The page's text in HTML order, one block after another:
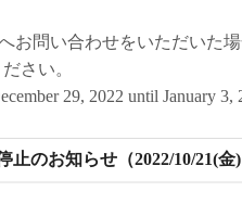
へお問い合わせをいただいた
さい。
29, 2022 until January 3,
止のお知らせ（2022/10/21(金